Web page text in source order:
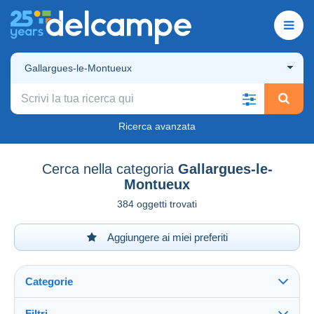
Gallargues-le-Montueux
Ricerca avanzata
Cerca nella categoria Gallargues-le-
Montueux
384 oggetti trovati
Aggiungere ai miei preferiti
Categorie